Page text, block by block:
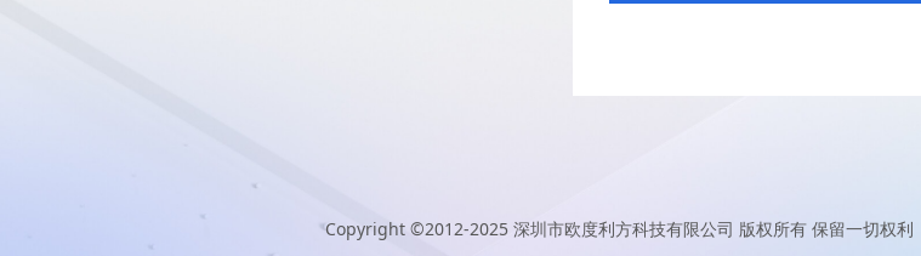
Copyright ©2012-2025 深圳市欧度利方科技有限公司 版权所有 保留一切权利